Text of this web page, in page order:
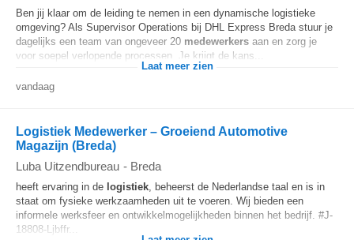
Ben jij klaar om de leiding te nemen in een dynamische logistieke
omgeving? Als Supervisor Operations bij DHL Express Breda stuur je
dagelijks een team van ongeveer 20 medewerkers aan en zorg je
voor soepel verlopende processen. Je krijgt de kans...
Laat meer zien
vandaag
Logistiek Medewerker – Groeiend Automotive
Magazijn (Breda)
Luba Uitzendbureau - Breda
heeft ervaring in de logistiek, beheerst de Nederlandse taal en is in
staat om fysieke werkzaamheden uit te voeren. Wij bieden een
informele werksfeer en ontwikkelmogelijkheden binnen het bedrijf. #J-
18808-Ljbffr...